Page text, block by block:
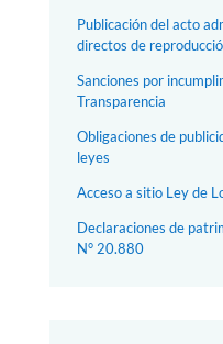
Publicación del acto
directos de
Sanciones por
Transparencia
Obligaciones de
leyes
Acceso a sitio Ley de
Declaraciones de
N° 20.880